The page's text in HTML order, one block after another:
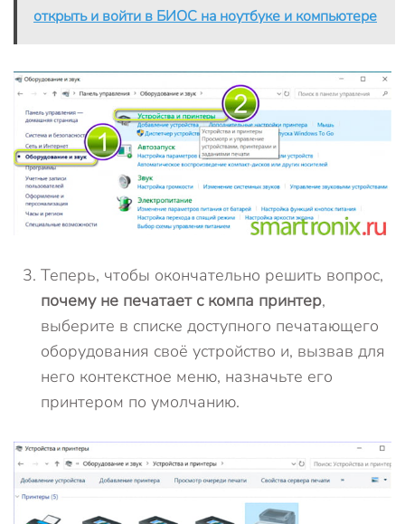
открыть и войти в БИОС на ноутбуке и компьютере
Теперь, чтобы окончательно решить вопрос,
почему не печатает с компа принтер,
выберите в списке доступного печатающего
оборудования своё устройство и, вызвав для
него контекстное меню, назначьте его
принтером по умолчанию.